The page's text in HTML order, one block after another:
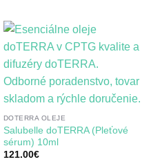
DOTERRA OLEJE
Salubelle doTERRA (Pleťové
sérum) 10ml
121.00€